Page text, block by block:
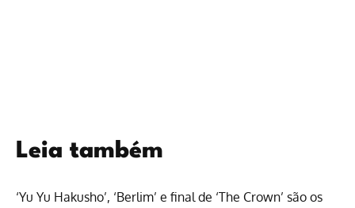
Leia também
‘Yu Yu Hakusho’, ‘Berlim’ e final de ‘The Crown’ são os